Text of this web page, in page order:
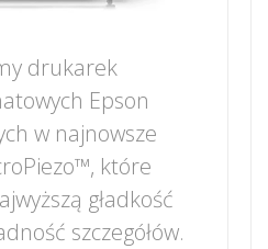
drukarek
Epson
w najnowsze
które
gładkość
szczegółów.